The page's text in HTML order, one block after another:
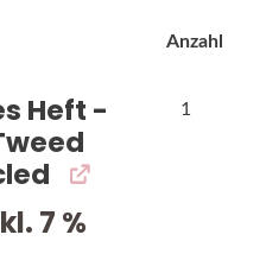
Anzahl
Heft -
7 %
1